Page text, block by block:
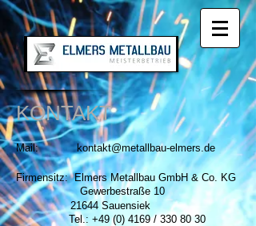
KONTAKT
Mail: kontakt@metallbau-elmers.de
Firmensitz: Elmers Metallbau GmbH & Co. KG
Gewerbestraße 10
21644 Sauensiek
Tel.: +49 (0) 4169/ 330 80 30